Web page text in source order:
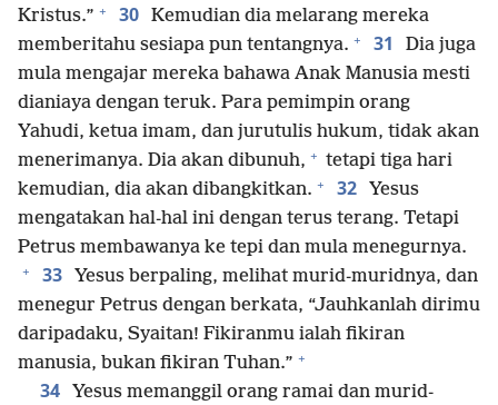
Kristus.” + 30 Kemudian dia melarang mereka
memberitahu sesiapa pun tentangnya. + 31
Dia juga
mula mengajar mereka bahawa Anak Manusia mesti
dianiaya dengan teruk. Para pemimpin orang
Yahudi, ketua imam, dan jurutulis hukum, tidak akan
menerimanya. Dia akan dibunuh, + tetapi tiga hari
kemudian, dia akan dibangkitkan. + 32
Yesus
mengatakan hal-hal ini dengan terus terang. Tetapi
Petrus membawanya ke tepi dan mula menegurnya.
+ 33
Yesus berpaling, melihat murid-muridnya, dan
menegur Petrus dengan berkata, “Jauhkanlah dirimu
daripadaku, Syaitan! Fikiranmu ialah fikiran
manusia, bukan fikiran Tuhan.” +
34
Yesus memanggil orang ramai dan murid-